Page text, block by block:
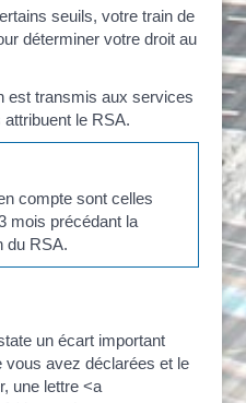
seuils, votre train de
déterminer votre droit au
est transmis aux services
le RSA.
compte sont celles
mois précédant la
du RSA.
un écart important
avez déclarées et le
une lettre <a